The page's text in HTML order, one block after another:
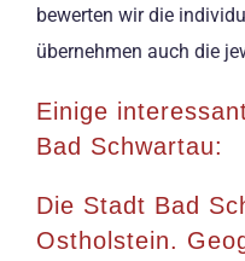
bewerten wir die
übernehmen auch die
Einige
Bad Schwartau:
Die Stadt Bad
Ostholstein.